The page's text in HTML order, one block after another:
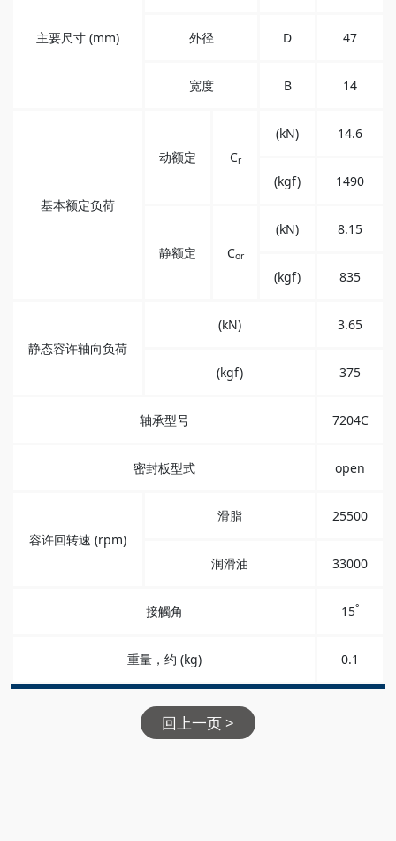
主要尺寸 (mm) 外径 D 47
宽度 B 14
基本额定负荷
动额定 Cr
(kN) 14.6
(kgf) 1490
静额定 Cor
(kN) 8.15
(kgf) 835
静态容许轴向负荷
(kN) 3.65
(kgf) 375
轴承型号 7204C
密封板型式 open
容许回转速 (rpm)
滑脂 25500
润滑油 33000
接觸角 15°
重量，约 (kg) 0.1
回上一页 >